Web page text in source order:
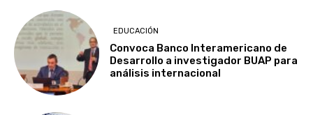
EDUCACIÓN
Convoca Banco Interamericano de
Desarrollo a investigador BUAP para
análisis internacional